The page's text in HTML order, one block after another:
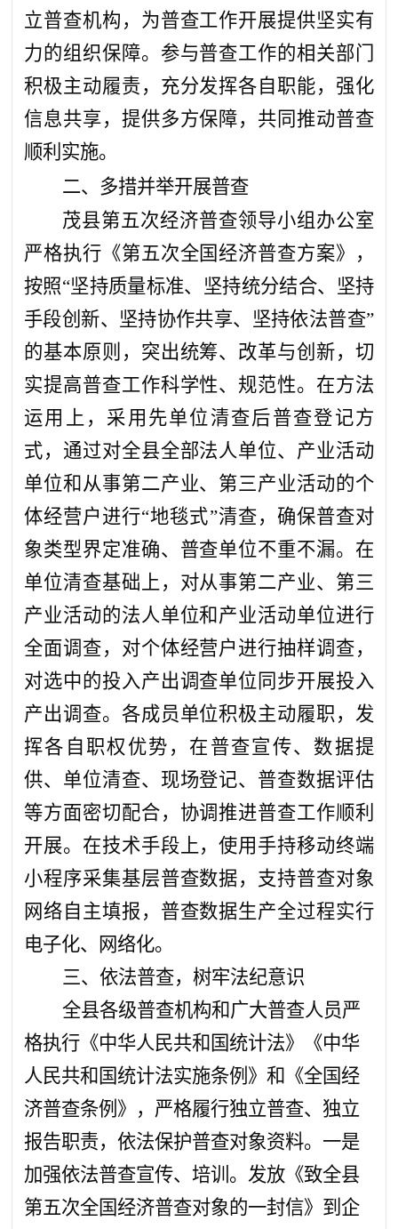
立普查机构，为普查工作开展提供坚实有
力的组织保障。参与普查工作的相关部门
积极主动履责，充分发挥各自职能，强化
信息共享，提供多方保障，共同推动普查
顺利实施。
二、 多措并举开展普查
茂县第五次经济普查领导小组办公室
严格执行《第五次全国经济普查方案》，
按照“坚持质量标准、坚持统分结合、坚持
手段创新、坚持协作共享、坚持依法普查”
的基本原则，突出统筹、改革与创新，切
实提高普查工作科学性、规范性。在方法
运用上，采用先单位清查后普查登记方
式，通过对全县全部法人单位、产业活动
单位和从事第二产业、第三产业活动的个
体经营户进行“地毯式”清查，确保普查对
象类型界定准确、普查单位不重不漏。在
单位清查基础上，对从事第二产业、第三
产业活动的法人单位和产业活动单位进行
全面调查，对个体经营户进行抽样调查，
对选中的投入产出调查单位同步开展投入
产出调查。各成员单位积极主动履职，发
挥各自职权优势，在普查宣传、数据提
供、单位清查、现场登记、普查数据评估
等方面密切配合，协调推进普查工作顺利
开展。在技术手段上，使用手持移动终端
小程序采集基层普查数据，支持普查对象
网络自主填报，普查数据生产全过程实行
电子化、网络化。
三、依法普查，树牢法纪意识
全县各级普查机构和广大普查人员严
格执行《中华人民共和国统计法》《中华
人民共和国统计法实施条例》和《全国经
济普查条例》，严格履行独立普查、独立
报告职责，依法保护普查对象资料。一是
加强依法普查宣传、培训。发放《致全县
第五次全国经济普查对象的一封信》到企